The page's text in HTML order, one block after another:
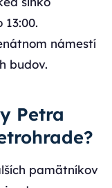
námestí
budov.
Petra
pamätníkov